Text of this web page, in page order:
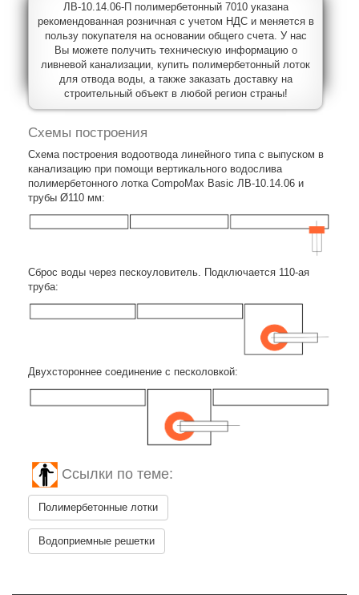
ЛВ-10.14.06-П полимербетонный 7010 указана
рекомендованная розничная с учетом НДС и меняется в
пользу покупателя на основании общего счета. У нас
Вы можете получить техническую информацию о
ливневой канализации, купить полимербетонный лоток
для отвода воды, а также заказать доставку на
строительный объект в любой регион страны!
Схемы построения
Схема построения водоотвода линейного типа с выпуском в
канализацию при помощи вертикального водослива
полимербетонного лотка CompoMax Basic ЛВ-10.14.06 и
трубы Ø110 мм:
Сброс воды через пескоуловитель. Подключается 110-ая
труба:
Двухстороннее соединение с песколовкой:
Ссылки по теме:
Полимербетонные лотки
Водоприемные решетки